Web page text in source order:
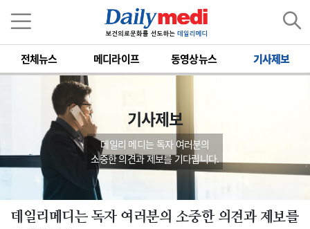
전체뉴스 메디라이프 동영상뉴스 기사제보
기사제보
데일리 메디는 독자 여러분의
소중한 의견과 제보를 기다립니다.
데일리메디는 독자 여러분의 소중한 의견과 제보를